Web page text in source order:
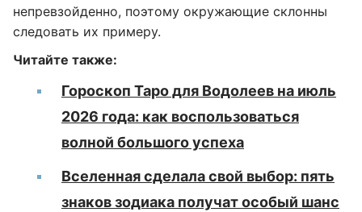
непревзойденно, поэтому окружающие склонны
следовать их примеру.
Читайте также:
Гороскоп Таро для Водолеев на июль
2026 года: как воспользоваться
волной большого успеха
Вселенная сделала свой выбор: пять
знаков зодиака получат особый шанс